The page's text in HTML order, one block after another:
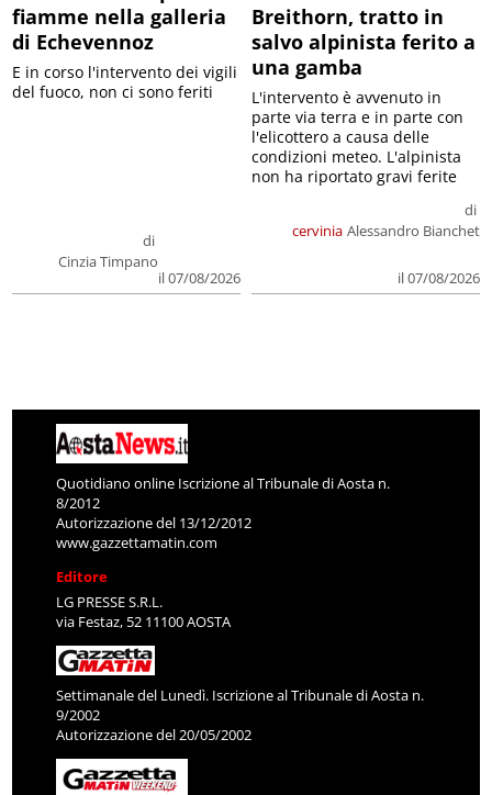
fiamme nella galleria
di Echevennoz
di
Cinzia Timpano
il 07/08/2026
E in corso l'intervento dei vigili
del fuoco, non ci sono feriti
Breithorn, tratto in
salvo alpinista ferito a
una gamba
cervinia
di
Alessandro Bianchet
il 07/08/2026
L'intervento è avvenuto in
parte via terra e in parte con
l'elicottero a causa delle
condizioni meteo. L'alpinista
non ha riportato gravi ferite
Quotidiano online Iscrizione al Tribunale di Aosta n.
8/2012
Autorizzazione del 13/12/2012
www.gazzettamatin.com
Editore
LG PRESSE S.R.L.
via Festaz, 52 11100 AOSTA
Settimanale del Lunedì. Iscrizione al Tribunale di Aosta n.
9/2002
Autorizzazione del 20/05/2002